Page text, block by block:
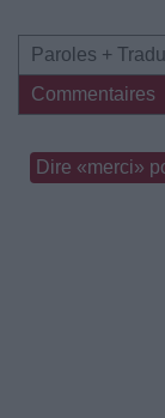
Paroles +
Commentaires
Dire «merci»